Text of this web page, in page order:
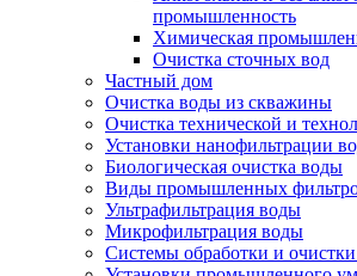
промышленность
Химическая
Очистка сточных вод
Частный дом
Очистка воды из скважины
Очистка технической и
Установки нанофильтрации
Биологическая очистка воды
Виды промышленных
Ультрафильтрация воды
Микрофильтрация воды
Системы обработки и